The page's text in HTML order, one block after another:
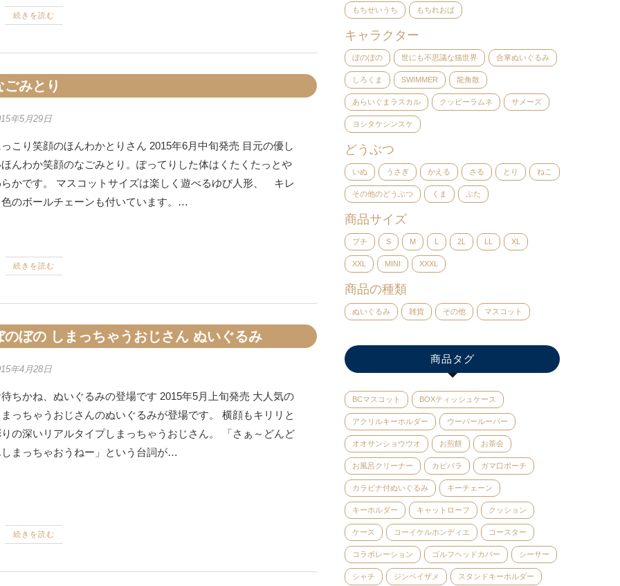
続きを読む
ごみとり
年5月29日
こり笑顔のほんわかとりさん 2015年6月中旬発売 目元の優し
んわか笑顔のなごみとり。ぽってりした体はくたくたっとや
かです。 マスコットサイズは楽しく遊べるゆび人形、 キレ
のボールチェーンも付いています。…
続きを読む
のぼの しまっちゃうおじさん ぬいぐるみ
年4月28日
ちかね、ぬいぐるみの登場です 2015年5月上旬発売 大人気の
っちゃうおじさんのぬいぐるみが登場です。 横顔もキリリと
の深いリアルタイプしまっちゃうおじさん。 「さぁ～どんど
まっちゃおうねー」という台詞が…
続きを読む
もちせいうち もちれおぱ
キャラクター
ぼのぼの 世にも不思議な猫世界 合掌ぬいぐるみ
しろくま SWIMMER 龍角散
あらいぐまラスカル クッピーラムネ サメーズ
ヨシタケシンスケ
どうぶつ
いぬ うさぎ かえる さる とり ねこ
その他のどうぶつ くま ぶた
商品サイズ
プチ S M L 2L LL XL
XXL MINI XXXL
商品の種類
ぬいぐるみ 雑貨 その他 マスコット
商品タグ
BCマスコット BOXティッシュケース
アクリルキーホルダー ウーパールーパー
オオサンショウウオ お煎餅 お茶会
お風呂クリーナー カピバラ ガマ口ポーチ
カラビナ付ぬいぐるみ キーチェーン
キーホルダー キャットローフ クッション
ケース コーイケルホンディエ コースター
コラボレーション ゴルフヘッドカバー シーサー
シャチ ジンベイザメ スタンドキーホルダー